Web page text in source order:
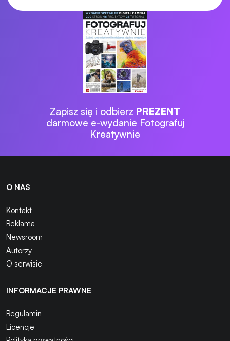
Zapisz się i odbierz PREZENT
darmowe e-wydanie Fotografuj
Kreatywnie
O NAS
Kontakt
Reklama
Newsroom
Autorzy
O serwisie
INFORMACJE PRAWNE
Regulamin
Licencje